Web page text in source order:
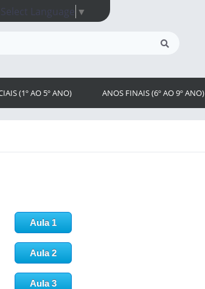
Select Language ▼
(1º AO 5º ANO) ANOS FINAIS (6º AO 9º ANO)
Aula 1
Aula 2
Aula 3